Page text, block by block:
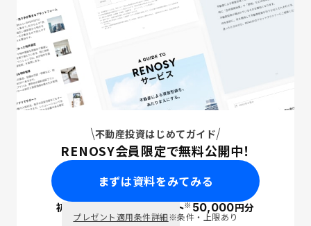
不動産投資はじめてガイド
RENOSY会員限定で無料公開中！
まずは資料をみてみる
初回面談で ポイント※50,000円分
プレゼント適用条件詳細※条件・上限あり